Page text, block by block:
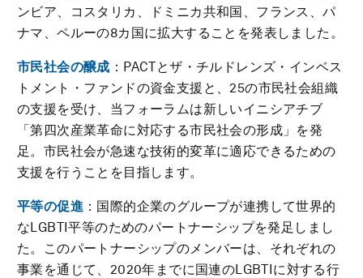
ンビア、コスタリカ、ドミニカ共和国、フランス、パ
ナマ、ペルーの8カ国に拡大することを発表しました。
市民社会の醸成 ：PACTとザ・チルドレンズ・インベス
トメント・ファンドの資金支援と、25の市民社会組織
の支援を受け、当フォーラムは新しいイニシアチブ
「第四次産業革命に対応する市民社会の形成」を発
足。市民社会が急速な技術的変革に適応できるための
支援を行うことを目指します。
平等の促進 ：国際的企業のグループが連携して世界的
なLGBTI平等のためのパートナーシップを発足しまし
た。このパートナーシップのメンバーは、それぞれの
事業を通じて、2020年までに国連のLGBTIに対する行